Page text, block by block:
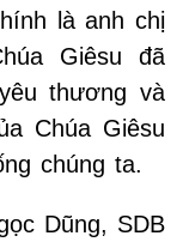
là anh chị
Giêsu đã
thương và
Chúa Giêsu
chúng ta.
Dũng, SDB